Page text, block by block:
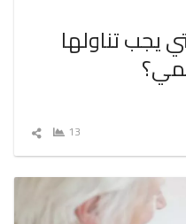
يجب تناولها
13
شارك